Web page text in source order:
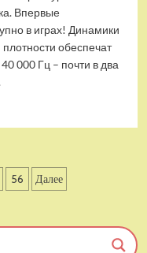
Впервые
в играх! Динамики
обеспечат
000 Гц – почти в два
56 Далее